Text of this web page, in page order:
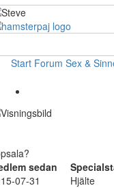
Start Forum Sex &
sedan
07-31
Hjälte